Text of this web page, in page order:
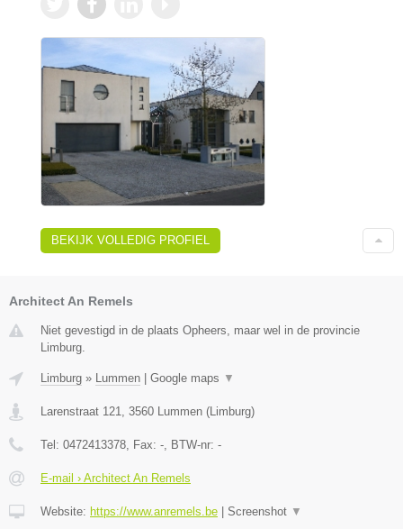
BEKIJK VOLLEDIG PROFIEL
Architect An Remels
Niet gevestigd in de plaats Opheers, maar wel in de provincie
Limburg.
Limburg » Lummen Google maps ▼
Larenstraat 121 3560 Lummen ( Limburg)
Tel: 0472413378 , Fax: - , BTW-nr: -
E-mail › Architect An Remels
Website: https://www.anremels.be Screenshot ▼